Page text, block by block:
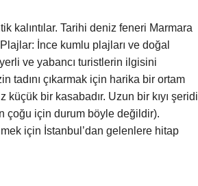
kalıntılar. Tarihi deniz feneri Marmara
Plajlar: İnce kumlu plajları ve doğal
ve yabancı turistlerin ilgisini
tadını çıkarmak için harika bir ortam
küçük bir kasabadır. Uzun bir kıyı şeridi
çoğu için durum böyle değildir).
için İstanbul’dan gelenlere hitap